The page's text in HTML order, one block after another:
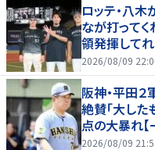
ロッテ・八
なが打って
領発揮してれ
です」
2026/08/09
阪神・平田
絶賛「大し
点の大暴れ【
2026/08/09